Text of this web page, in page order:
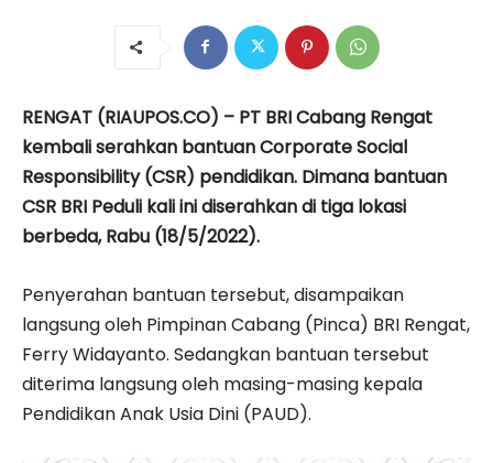
RENGAT (RIAUPOS.CO) – PT BRI Cabang Rengat
kembali serahkan bantuan Corporate Social
Responsibility (CSR) pendidikan. Dimana bantuan
CSR BRI Peduli kali ini diserahkan di tiga lokasi
berbeda, Rabu (18/5/2022).
Penyerahan bantuan tersebut, disampaikan
langsung oleh Pimpinan Cabang (Pinca) BRI Rengat,
Ferry Widayanto. Sedangkan bantuan tersebut
diterima langsung oleh masing-masing kepala
Pendidikan Anak Usia Dini (PAUD).